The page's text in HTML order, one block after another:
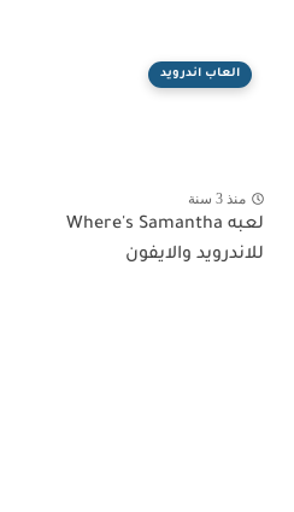
العاب اندرويد
منذ 3 سنة
لعبه Where's Samantha
للاندرويد والايفون